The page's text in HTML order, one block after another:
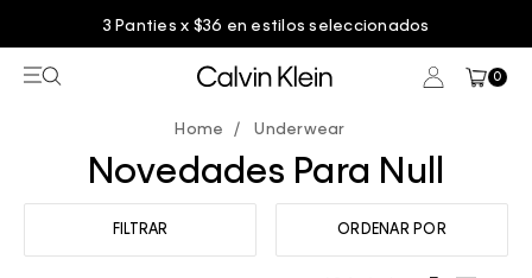
Entrega GRATIS en compras mayores a $75.00
0
Underwear
Novedades Para Null
FILTRAR ORDENAR POR